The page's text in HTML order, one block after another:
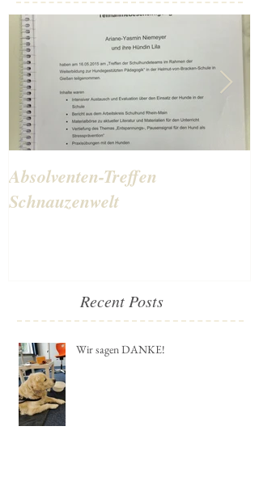
Recent Posts